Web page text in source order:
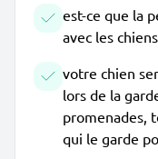
est-ce que la
avec les chiens
votre chien
lors de la
promenades,
qui le garde